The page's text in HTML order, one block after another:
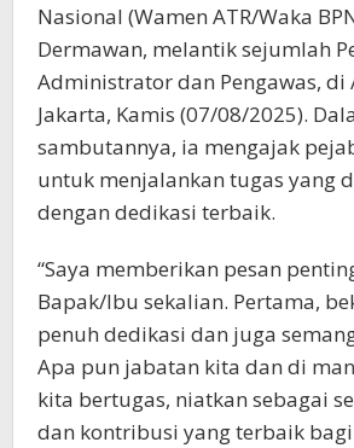
Nasional (Wamen ATR/Waka
Dermawan, melantik sejumlah
Administrator dan Pengawas, di
Jakarta, Kamis (07/08/2025).
sambutannya, ia mengajak
untuk menjalankan tugas yang
dengan dedikasi terbaik.
“Saya memberikan pesan
Bapak/Ibu sekalian. Pertama,
penuh dedikasi dan juga
Apa pun jabatan kita dan di
kita bertugas, niatkan sebagai
dan kontribusi yang terbaik